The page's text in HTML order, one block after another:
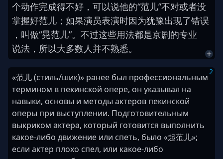
个动作完成得不好 ， 可以说他的“范儿”不对或者没
掌握好范儿 ； 如果演员表演时因为犹豫出现了错误
， 叫做“晃范儿”。 不过这些用法都是京剧的专业
说法 ， 所以大多数人并不熟悉。
2
«范儿 (стиль/шик)» ранее был профессиональным
термином в пекинской опере, он указывал на
навыки, основы и методы актеров пекинской
оперы при выступлении. Подготовительным
выкриком актера, который готовится выполнить
какое-либо движение или спеть, было «起范儿»;
если актер плохо спел, или какое-либо